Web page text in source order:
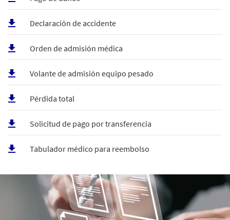
Declaración de accidente
Orden de admisión médica
Volante de admisión equipo pesado
Pérdida total
Solicitud de pago por transferencia
Tabulador médico para reembolso